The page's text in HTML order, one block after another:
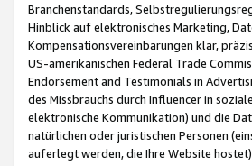
Branchenstandards,
Hinblick auf elektronisches Marketing,
Kompensationsvereinbarungen klar,
US-amerikanischen Federal Trade
Endorsement and Testimonials in
des Missbrauchs durch Influencer in
elektronische Kommunikation) und die
natürlichen oder juristischen Personen
auferlegt werden, die Ihre Website